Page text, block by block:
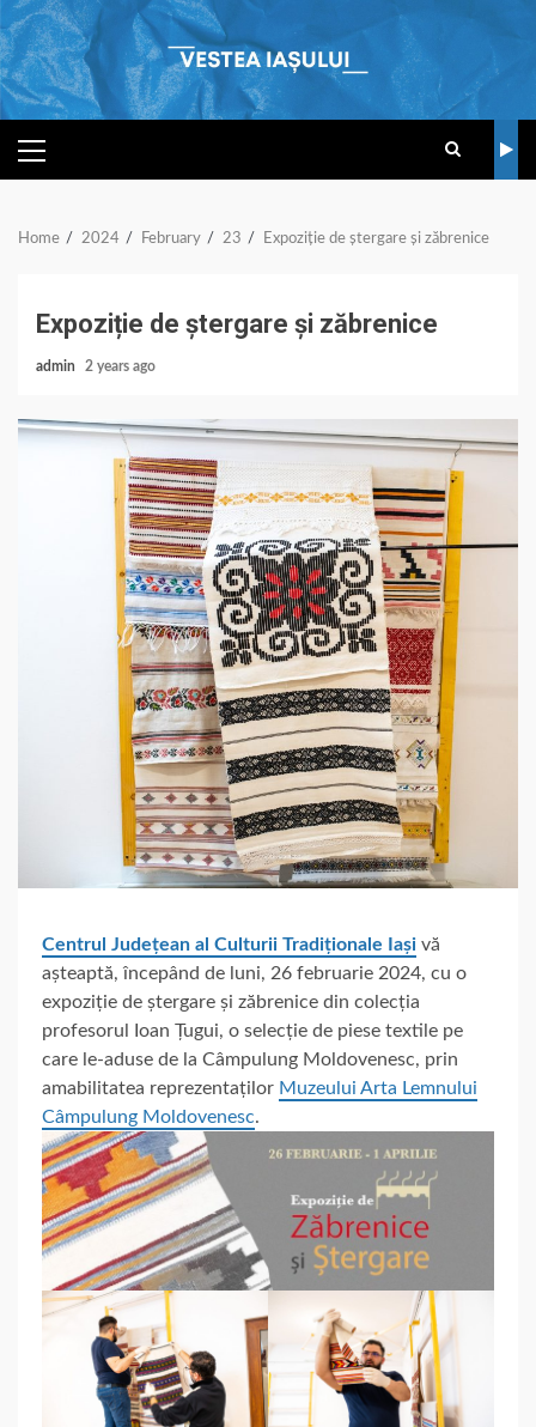
Skip
to
content
PRIMARY
MENU
Home 2024 February 23 Expoziție de ștergare și zăbrenice
Expoziție de ștergare și zăbrenice
admin 2 years ago
Centrul Județean al Culturii Tradiționale Iași vă
așteaptă, începând de luni, 26 februarie 2024, cu o
expoziție de ștergare și zăbrenice din colecția
profesorul Ioan Țugui, o selecție de piese textile pe
care le-aduse de la Câmpulung Moldovenesc, prin
amabilitatea reprezentaților Muzeului Arta Lemnului
Câmpulung Moldovenesc.